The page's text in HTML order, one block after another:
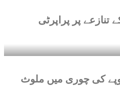
تنازعے پر پراپرٹی